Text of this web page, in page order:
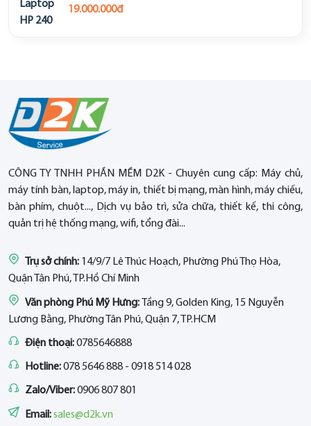
19.000.000đ
CÔNG TY TNHH PHẦN MỀM D2K - Chuyên cung cấp: Máy chủ,
máy tính bàn, laptop, máy in, thiết bị mạng, màn hình, máy chiếu,
bàn phím, chuột..., Dịch vụ bảo trì, sửa chữa, thiết kế, thi công,
quản trị hệ thống mạng, wifi, tổng đài...
Trụ sở chính: 14/9/7 Lê Thúc Hoạch, Phường Phú Thọ Hòa,
Quận Tân Phú, TP.Hồ Chí Minh
Văn phòng Phú Mỹ Hưng:Tầng 9, Golden King, 15 Nguyễn
Lương Bằng, Phường Tân Phú, Quận 7, TP.HCM
Điện thoại:0785646888
Hotline:078 5646 888 - 0918 514 028
Zalo/Viber:0906 807 801
Email:sales@d2k.vn